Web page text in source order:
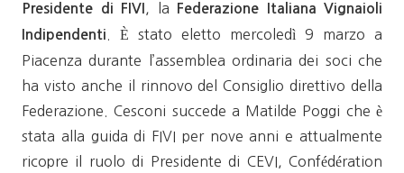
Presidente di FIVI
, la
Federazione Italiana Vignaioli
Indipendenti . È stato eletto mercoledì 9 marzo a
Piacenza durante l’assemblea ordinaria dei soci che
ha visto anche il rinnovo del Consiglio direttivo della
Federazione. Cesconi succede a Matilde Poggi che è
stata alla guida di FIVI per nove anni e attualmente
ricopre il ruolo di Presidente di CEVI, Confédération